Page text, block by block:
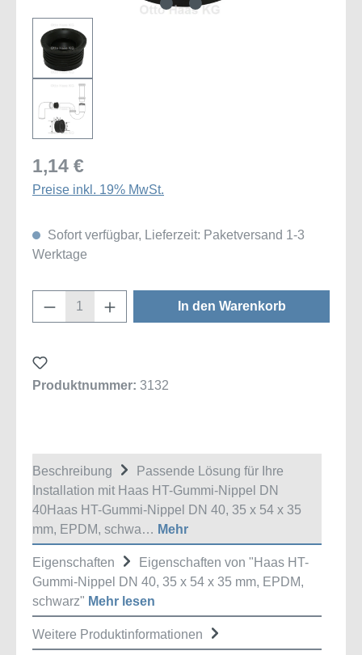
1,14 €
Preise inkl. 19% MwSt.
Sofort verfügbar, Lieferzeit: Paketversand 1-3
Werktage
Produkt Anzahl: Gib den gewünschten
In den Warenkorb
Produktnummer: 3132
Beschreibung
Passende Lösung für Ihre
Installation mit Haas HT-Gummi-Nippel DN
40Haas HT-Gummi-Nippel DN 40, 35 x 54 x 35
mm, EPDM, schwa… Mehr
Eigenschaften
Eigenschaften von "Haas HT-
Gummi-Nippel DN 40, 35 x 54 x 35 mm, EPDM,
schwarz" Mehr lesen
Weitere Produktinformationen